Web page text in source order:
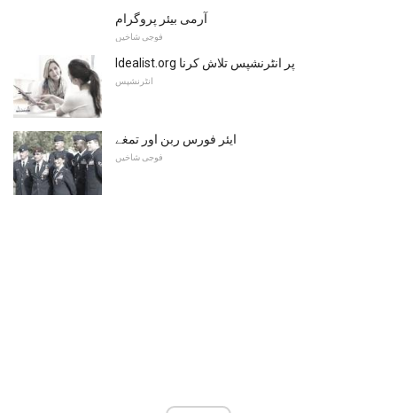
آرمی بیئر پروگرام
فوجی شاخیں
Idealist.org پر انٹرنشپس تلاش کرنا
انٹرنشپس
ایئر فورس ربن اور تمغے
فوجی شاخیں